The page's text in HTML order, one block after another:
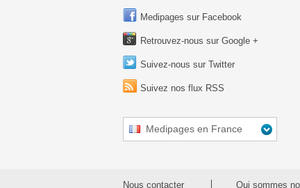
Medipages sur Facebook
Retrouvez-nous sur Google +
Suivez-nous sur Twitter
Suivez nos flux RSS
Medipages en France
Nous contacter Qui sommes